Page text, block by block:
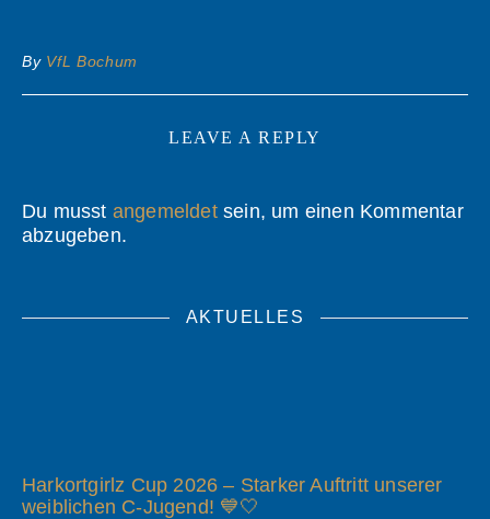
By VfL Bochum
LEAVE A REPLY
Du musst angemeldetsein, um einen Kommentar
abzugeben.
AKTUELLES
Harkortgirlz Cup 2026 – Starker Auftritt unserer
weiblichen C-Jugend! 💙🤍